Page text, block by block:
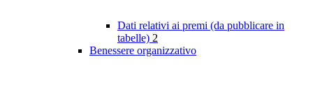
Dati relativi ai premi (da pubblicare in
tabelle) 2
Benessere organizzativo